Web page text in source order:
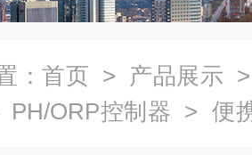
： 首页 > 产品展示
PH/ORP控制器 > 便